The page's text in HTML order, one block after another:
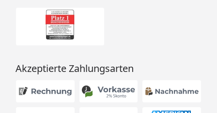
Akzeptierte Zahlungsarten